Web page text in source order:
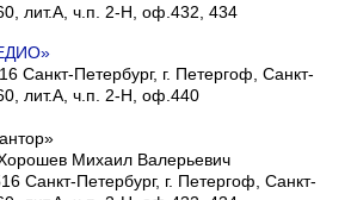
лит.А, ч.п. 2-Н, оф.432, 434
Санкт-Петербург, г. Петергоф, Санкт-
лит.А, ч.п. 2-Н, оф.440
Михаил Валерьевич
Санкт-Петербург, г. Петергоф Санкт-